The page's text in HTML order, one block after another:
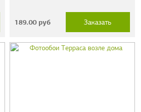
189.00 руб Заказать